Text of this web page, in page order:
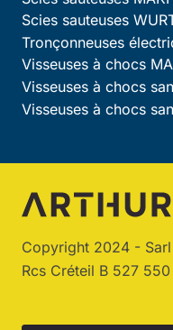
Scies sauteuses
Tronçonneuses
Visseuses à chocs
Visseuses à chocs
Visseuses à chocs
Copyright 2024 - Sarl
Rcs Créteil B 527